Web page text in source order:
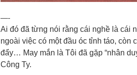
—-
Ai đó đã từng nói rằng cái nghề là cái
ngoài việc có một đầu óc tỉnh táo, còn
đẩy… May mắn là Tôi đã gặp “nhân
Công Ty.